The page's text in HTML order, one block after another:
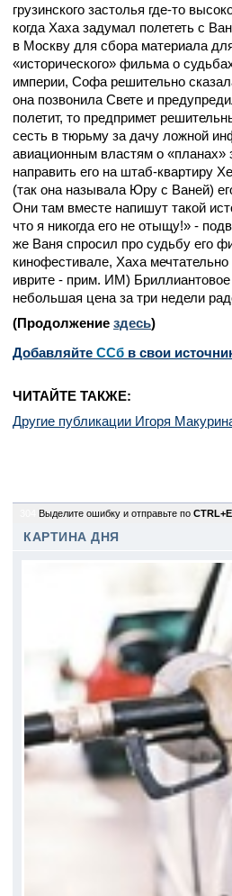
грузинского застолья где-то
когда Хаха задумал полететь с
в Москву для сбора материала
«исторического» фильма о
империи, Софа решительно
она позвонила Свете и
полетит, то предпримет
сесть в тюрьму за дачу ложной
авиационным властям о «планах»
направить его на штаб-квартиру
(так она называла Юру с Ваней)
Они там вместе напишут такой
что я никогда его не отыщу!» -
же Ваня спросил про судьбу его
кинофестивале, Хаха
иврите - прим. ИМ) Бриллиантовое
небольшая цена за три недели
(Продолжение здесь)
Добавляйте CСб в свои
ЧИТАЙТЕ ТАКЖЕ:
Другие публикации Игоря
Выделите ошибку и отправьте по
КАРТИНА ДНЯ